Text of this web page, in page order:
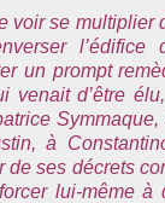
voir se multiplier
un prompt
venait d’être
à
de ses décrets
lui-même à